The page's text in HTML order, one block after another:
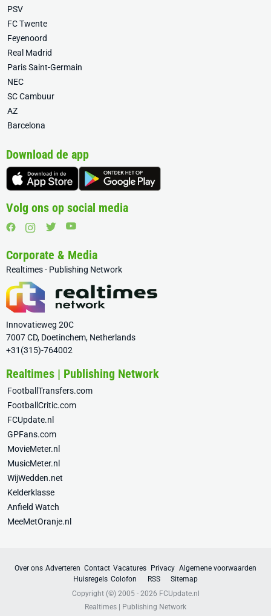
PSV
FC Twente
Feyenoord
Real Madrid
Paris Saint-Germain
NEC
SC Cambuur
AZ
Barcelona
Download de app
Volg ons op social media
Corporate & Media
Realtimes - Publishing Network
Innovatieweg 20C
7007 CD, Doetinchem, Netherlands
+31(315)-764002
Realtimes | Publishing Network
FootballTransfers.com
FootballCritic.com
FCUpdate.nl
GPFans.com
MovieMeter.nl
MusicMeter.nl
WijWedden.net
Kelderklasse
Anfield Watch
MeeMetOranje.nl
Over ons Adverteren Contact Vacatures Privacy Algemene voorwaarden
Huisregels Colofon RSS
Sitemap
Copyright (©) 2005 - 2026 FCUpdate.nl
Realtimes | Publishing Network